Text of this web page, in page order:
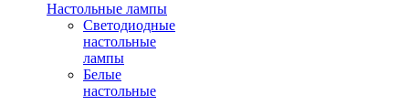
Настольные лампы
Светодиодные
настольные
лампы
Белые
настольные